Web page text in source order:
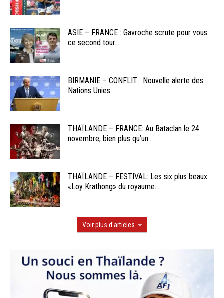
ASIE – FRANCE : Gavroche scrute pour vous
ce second tour...
BIRMANIE – CONFLIT : Nouvelle alerte des
Nations Unies
THAÏLANDE – FRANCE: Au Bataclan le 24
novembre, bien plus qu’un...
THAÏLANDE – FESTIVAL: Les six plus beaux
«Loy Krathong» du royaume...
Voir plus d'articles